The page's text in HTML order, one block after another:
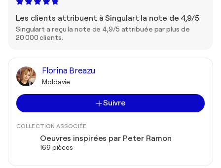
Les clients attribuent à Singulart la note de 4,9/5
Singulart a reçu la note de 4,9/5 attribuée par plus de
20 000 clients.
Florina Breazu
Moldavie
Suivre
COLLECTION ASSOCIÉE
Oeuvres inspirées par Peter Ramon
169 pièces